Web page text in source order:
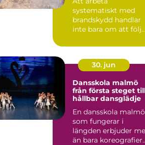
systematiskt med
brandskydd handlar
inte bara om att följa
handlar ...
30. jun
Dansskola malmö
från första steget
hållbar dansglädje
En dansskola malmö
som fungerar i
längden erbjuder
än bara koreografier